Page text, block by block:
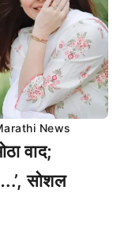
News
वाद;
सोशल